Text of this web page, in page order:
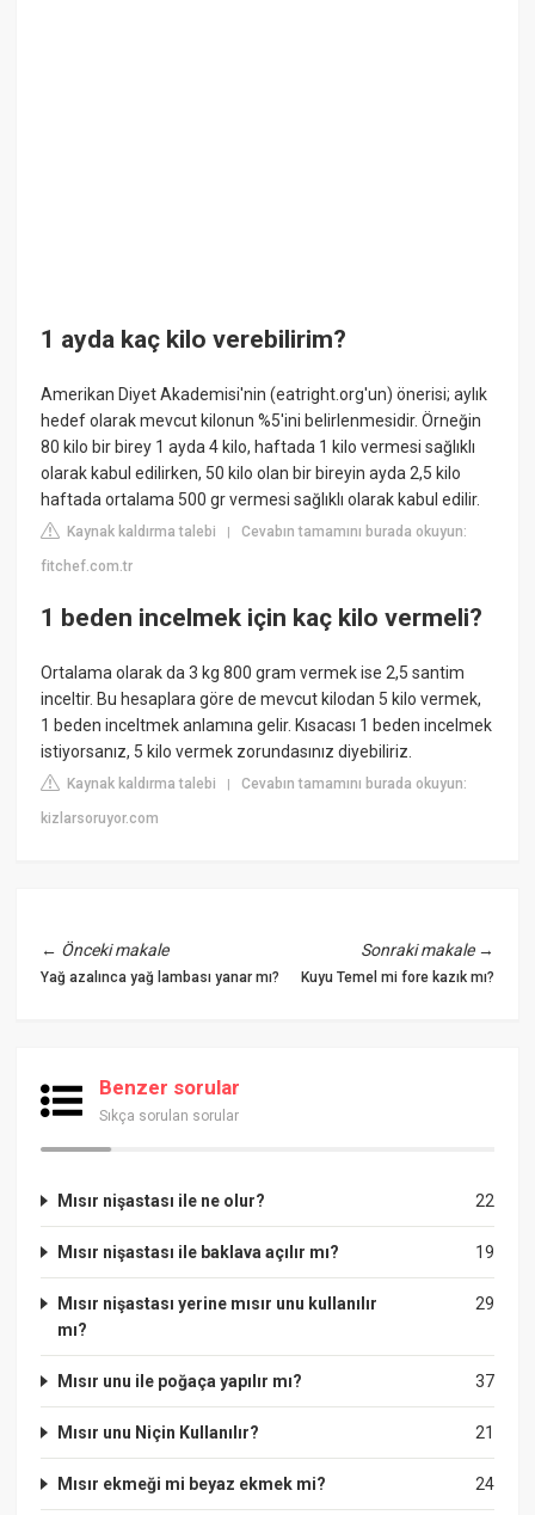
1 ayda kaç kilo verebilirim?
Amerikan Diyet Akademisi'nin (eatright.org'un) önerisi; aylık
hedef olarak mevcut kilonun %5'ini belirlenmesidir. Örneğin
80 kilo bir birey 1 ayda 4 kilo, haftada 1 kilo vermesi sağlıklı
olarak kabul edilirken, 50 kilo olan bir bireyin ayda 2,5 kilo
haftada ortalama 500 gr vermesi sağlıklı olarak kabul edilir.
Kaynak kaldırma talebi |Cevabın tamamını burada okuyun:
fitchef.com.tr
1 beden incelmek için kaç kilo vermeli?
Ortalama olarak da 3 kg 800 gram vermek ise 2,5 santim
inceltir. Bu hesaplara göre de mevcut kilodan 5 kilo vermek,
1 beden inceltmek anlamına gelir. Kısacası 1 beden incelmek
istiyorsanız, 5 kilo vermek zorundasınız diyebiliriz.
Kaynak kaldırma talebi |Cevabın tamamını burada okuyun:
kizlarsoruyor.com
← Önceki makale
Yağ azalınca yağ lambası yanar mı?
Sonraki makale→
Kuyu Temel mi fore kazık mı?
Benzer sorular
Sıkça sorulan sorular
22
Mısır nişastası ile ne olur?
19
Mısır nişastası ile baklava açılır mı?
29
Mısır nişastası yerine mısır unu kullanılır
mı?
37
Mısır unu ile poğaça yapılır mı?
21
Mısır unu Niçin Kullanılır?
24
Mısır ekmeği mi beyaz ekmek mi?